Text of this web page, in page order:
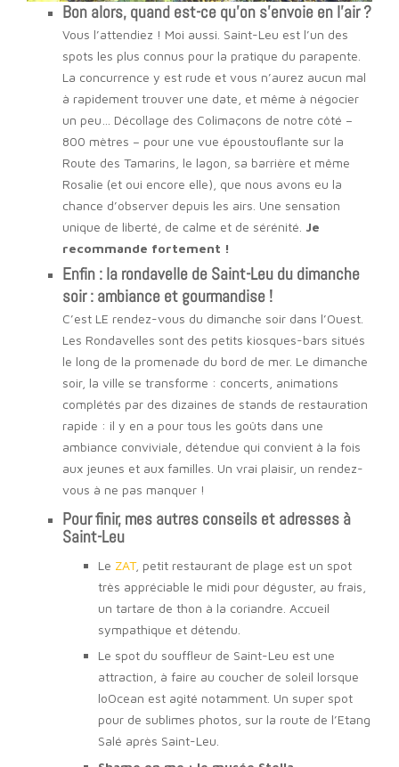
Bon alors, quand est-ce qu’on s’envoie en l’air ?
Vous l’attendiez ! Moi aussi. Saint-Leu est l’un des
spots les plus connus pour la pratique du parapente.
La concurrence y est rude et vous n’aurez aucun mal
à rapidement trouver une date, et même à négocier
un peu… Décollage des Colimaçons de notre côté –
800 mètres – pour une vue époustouflante sur la
Route des Tamarins, le lagon, sa barrière et même
Rosalie (et oui encore elle), que nous avons eu la
chance d’observer depuis les airs. Une sensation
unique de liberté, de calme et de sérénité. Je
recommande fortement !
Enfin : la rondavelle de Saint-Leu du dimanche
soir : ambiance et gourmandise !
C’est LE rendez-vous du dimanche soir dans l’Ouest.
Les Rondavelles sont des petits kiosques-bars situés
le long de la promenade du bord de mer. Le dimanche
soir, la ville se transforme : concerts, animations
complétés par des dizaines de stands de restauration
rapide : il y en a pour tous les goûts dans une
ambiance conviviale, détendue qui convient à la fois
aux jeunes et aux familles. Un vrai plaisir, un rendez-
vous à ne pas manquer !
Pour finir, mes autres conseils et adresses à
Saint-Leu
Le ZAT, petit restaurant de plage est un spot
très appréciable le midi pour déguster, au frais,
un tartare de thon à la coriandre. Accueil
sympathique et détendu.
Le spot du souffleur de Saint-Leu est une
attraction, à faire au coucher de soleil lorsque
loOcean est agité notamment. Un super spot
pour de sublimes photos, sur la route de l’Etang
Salé après Saint-Leu.